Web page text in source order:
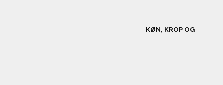
KØN, KROP OG